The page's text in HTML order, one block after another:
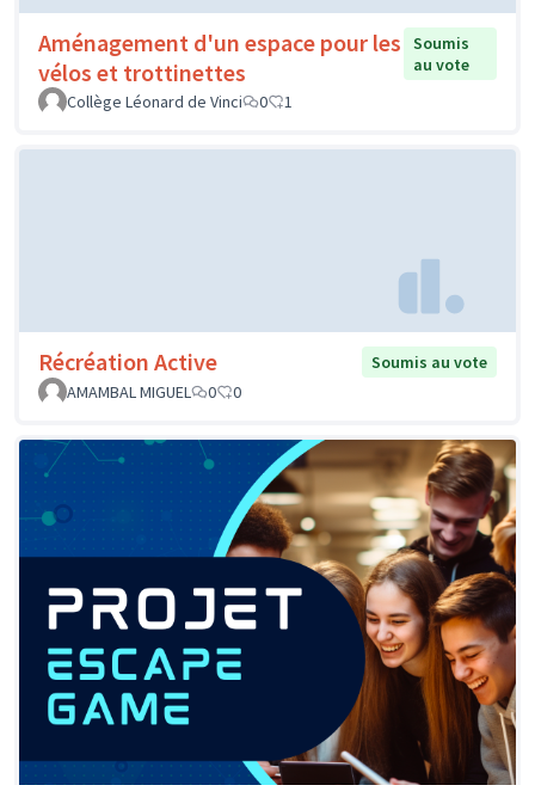
Aménagement d'un espace pour les
vélos et trottinettes
Soumis
au vote
Collège Léonard de Vinci
0 1
Récréation Active
Soumis au vote
AMAMBAL MIGUEL
0 0